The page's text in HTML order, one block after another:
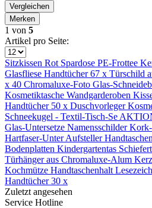
Vergleichen
Merken
1 von 5
Artikel pro Seite:
Sitzkissen Rot Spardose PE-Frottee
Glasfliese Handtücher 67 x Türschild
x 40 Chromaluxe-Foto Glas-
Kosmetiktasche Wandgarderoben
Handtücher 50 x Duschvorleger
Schneekugel - Textil-Tisch-Se
Glas-Untersetze NamensschilderKork-
Hartfaser-UnterAufsteller
Bodenplatten Kindergartentas
Türhänger aus Chromaluxe-Alum
Kochmütze Handtaschenhalt
Handtücher 30 x
Zuletzt angesehen
Service Hotline